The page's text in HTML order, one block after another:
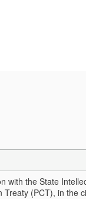
the State
(PCT), in the